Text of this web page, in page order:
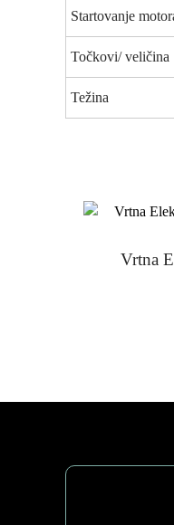
Startovanje
Točkovi/ veličina
Težina
Vrtna